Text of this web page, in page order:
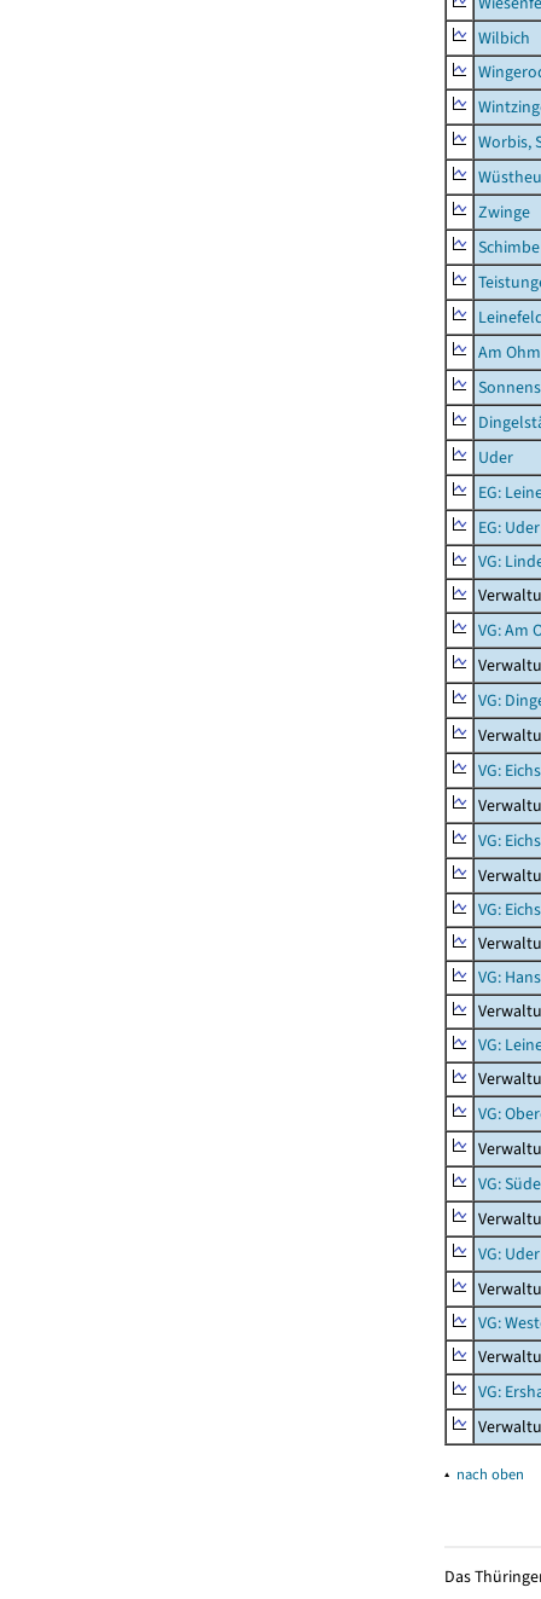
Wilbich
Worbis,
Zwinge
Am
Uder
EG:
EG: Uder
VG:
VG: Am
VG:
VG:
VG:
VG:
VG:
VG:
VG:
VG:
VG: Uder
VG:
VG:
▴ nach oben
Das